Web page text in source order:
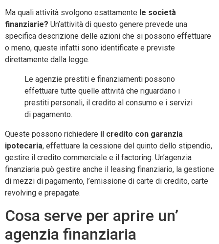
Ma quali attività svolgono esattamente le società
finanziarie? Un’attività di questo genere prevede una
specifica descrizione delle azioni che si possono effettuare
o meno, queste infatti sono identificate e previste
direttamente dalla legge.
Le agenzie prestiti e finanziamenti possono
effettuare tutte quelle attività che riguardano i
prestiti personali, il credito al consumo e i servizi
di pagamento.
Queste possono richiedere il credito con garanzia
ipotecaria, effettuare la cessione del quinto dello stipendio,
gestire il credito commerciale e il factoring. Un’agenzia
finanziaria può gestire anche il leasing finanziario, la gestione
di mezzi di pagamento, l’emissione di carte di credito, carte
revolving e prepagate.
Cosa serve per aprire un’
agenzia finanziaria